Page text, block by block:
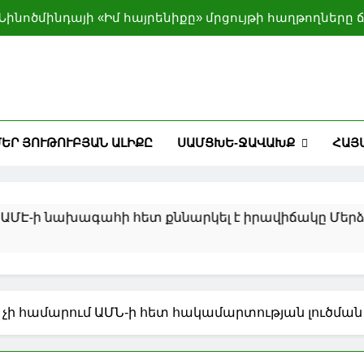
«Իմ հայրենիքը» մրցույթի
Կուբայի նկատմամբ տնտեսական ճնշումը
Պուտինը ԱՄԷ-ի նախագահի հետ քննարկել է
ՅՈՒԹՈՒԲՅԱՆ ԱԼԻՔԸ ՍԱՄՑԽԵ-ՋԱՎԱԽՔ
հետ քննարկել է իրավիճակը Մերձավոր
համարում ԱՄՆ-ի հետ հակամարտության